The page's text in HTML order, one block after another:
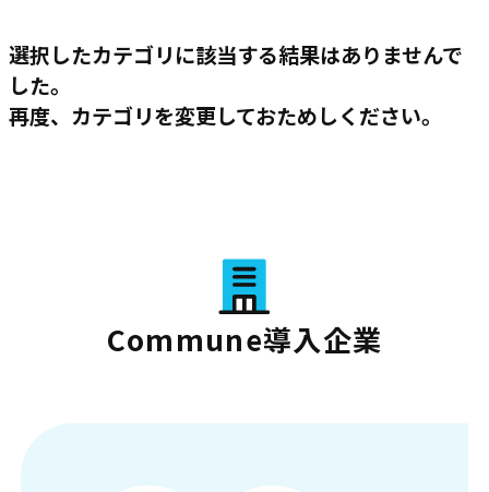
選択したカテゴリに該当する結果はありませんで
した。
再度、カテゴリを変更しておためしください。
Commune導入企業